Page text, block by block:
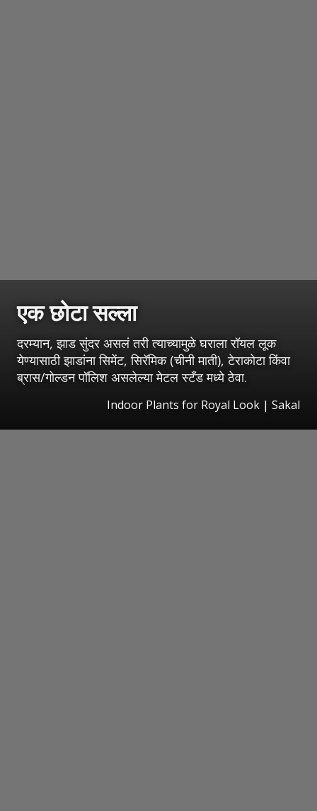
एक छोटा सल्ला
दरम्यान, झाड सुंदर असलं तरी त्याच्यामुळे घराला रॉयल लूक
येण्यासाठी झाडांना सिमेंट, सिरॅमिक (चीनी माती), टेराकोटा किंवा
ब्रास/गोल्डन पॉलिश असलेल्या मेटल स्टँड मध्ये ठेवा.
Indoor Plants for Royal Look | Sakal